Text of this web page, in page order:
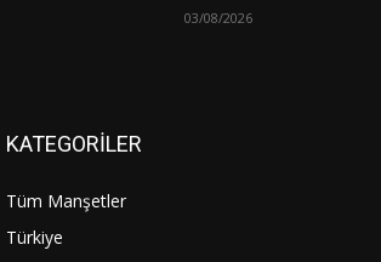
03/08/2026
KATEGORİLER
Tüm Manşetler
Türkiye